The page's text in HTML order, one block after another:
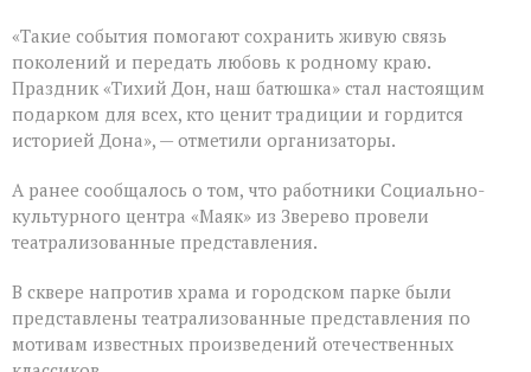
«Такие события помогают сохранить живую связь
поколений и передать любовь к родному краю.
Праздник «Тихий Дон, наш батюшка» стал настоящим
подарком для всех, кто ценит традиции и гордится
историей Дона», — отметили организаторы.
А ранее сообщалось о том, что работники Социально-
культурного центра «Маяк» из Зверево провели
театрализованные представления.
В сквере напротив храма и городском парке были
представлены театрализованные представления по
мотивам известных произведений отечественных